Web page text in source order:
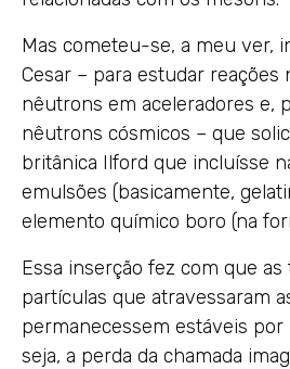
Mas cometeu-se, a meu ver,
Cesar – para estudar reações
nêutrons em aceleradores e,
nêutrons cósmicos – que
britânica Ilford que incluísse
emulsões (basicamente,
elemento químico boro (na
Essa inserção fez com que as
partículas que atravessaram
permanecessem estáveis
seja, a perda da chamada